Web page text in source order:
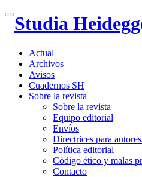
Salto
rápido
contenido
página
Navegación
principal
Contenido
principal
Barra
lateral
Toggle
navigation
Studia
Actual
Archivos
Avisos
Cuadernos SH
Sobre la revista
Sobre la revista
Equipo editorial
Envíos
Directrices para
Política editorial
Código ético y malas
Contacto